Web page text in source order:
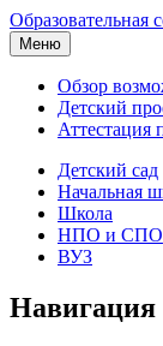
Образовательная
Меню
Обзор
Детский
Аттестация
Детский сад
Начальная
Школа
НПО и СПО
ВУЗ
Навигация